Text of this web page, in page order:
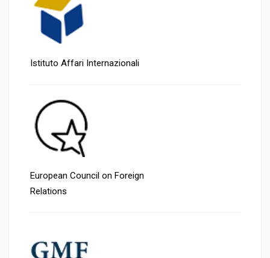
Istituto Affari Internazionali
European Council on Foreign
Relations